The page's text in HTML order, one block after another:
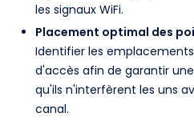
les signaux WiFi.
Placement optimal des
Identifier les
d'accès afin de garantir
qu'ils n'interfèrent les uns
canal.